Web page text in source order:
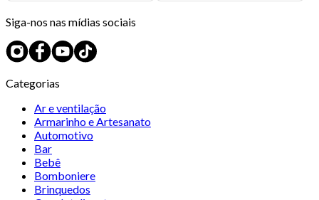
Siga-nos nas mídias sociais
Categorias
Ar e ventilação
Armarinho e Artesanato
Automotivo
Bar
Bebê
Bomboniere
Brinquedos